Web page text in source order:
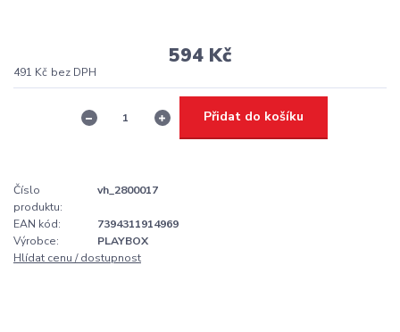
594 Kč
491 Kč bez DPH
Přidat do košíku
Číslo
produktu:
vh_2800017
EAN kód:
7394311914969
Výrobce:
PLAYBOX
Hlídat cenu / dostupnost